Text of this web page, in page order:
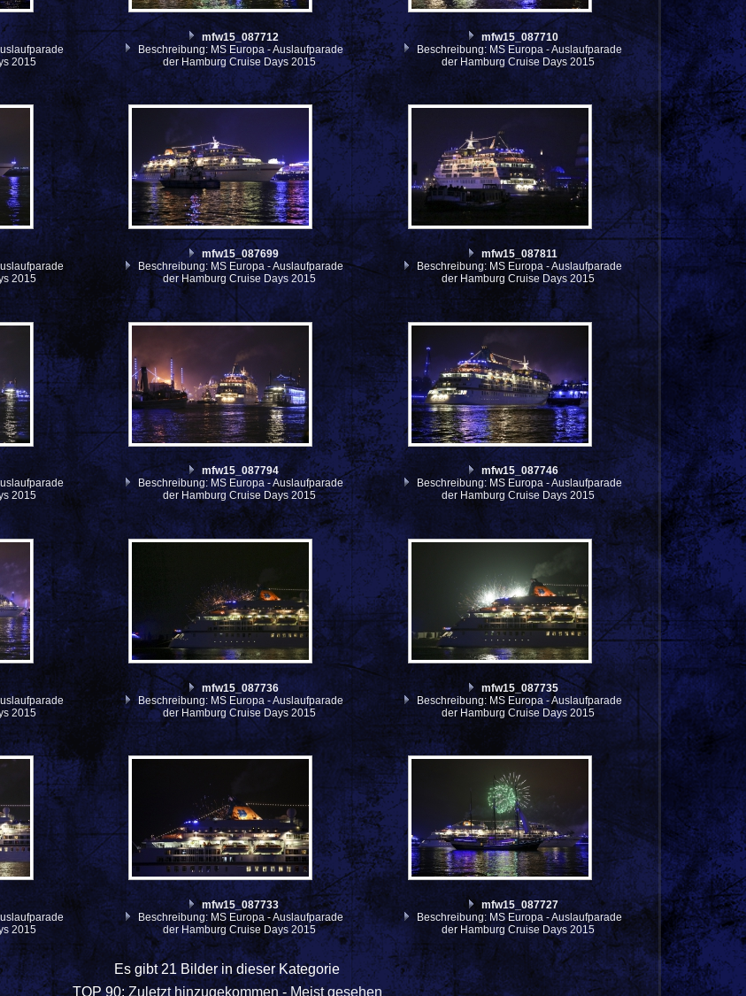
2015
mfw15_087712
Beschreibung: MS Europa - Auslaufparade
der Hamburg Cruise Days 2015
mfw15_087710
Beschreibung: MS Europa - Auslaufparade
der Hamburg Cruise Days 2015
2015
mfw15_087699
Beschreibung: MS Europa - Auslaufparade
der Hamburg Cruise Days 2015
mfw15_087811
Beschreibung: MS Europa - Auslaufparade
der Hamburg Cruise Days 2015
2015
mfw15_087794
Beschreibung: MS Europa - Auslaufparade
der Hamburg Cruise Days 2015
mfw15_087746
Beschreibung: MS Europa - Auslaufparade
der Hamburg Cruise Days 2015
2015
mfw15_087736
Beschreibung: MS Europa - Auslaufparade
der Hamburg Cruise Days 2015
mfw15_087735
Beschreibung: MS Europa - Auslaufparade
der Hamburg Cruise Days 2015
2015
mfw15_087733
Beschreibung: MS Europa - Auslaufparade
der Hamburg Cruise Days 2015
mfw15_087727
Beschreibung: MS Europa - Auslaufparade
der Hamburg Cruise Days 2015
Es gibt 21 Bilder in dieser Kategorie
TOP 90:Zuletzt hinzugekommen-Meist gesehen